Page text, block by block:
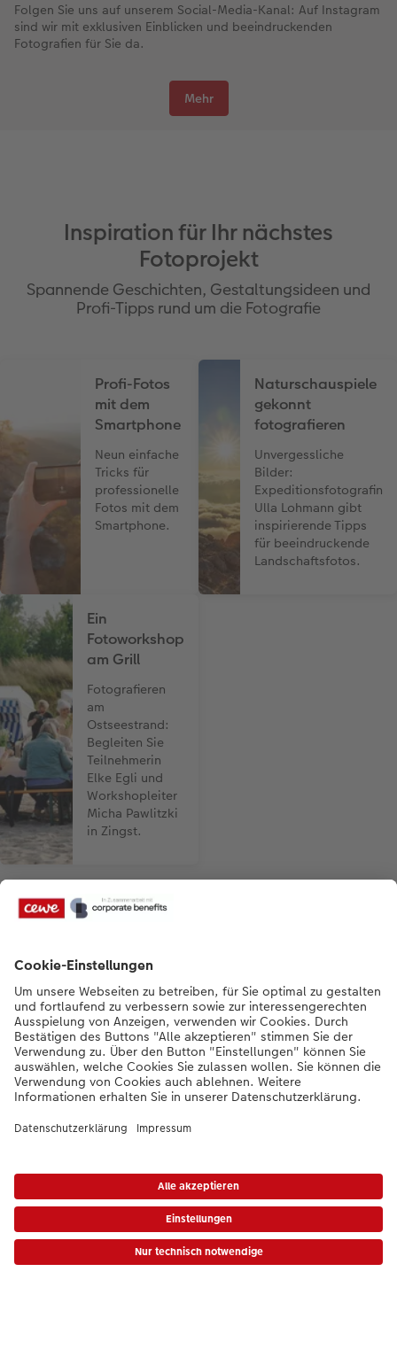
Folgen Sie uns auf unserem Social-Media-Kanal: Auf Instagram
sind wir mit exklusiven Einblicken und beeindruckenden
Fotografien für Sie da.
Mehr
Inspiration für Ihr nächstes
Fotoprojekt
Spannende Geschichten, Gestaltungsideen und
Profi-Tipps rund um die Fotografie
Profi-Fotos
mit dem
Smartphone
Neun einfache
Tricks für
professionelle
Fotos mit dem
Smartphone.
Naturschauspiele
gekonnt
fotografieren
Unvergessliche
Bilder:
Expeditionsfotografin
Ulla Lohmann gibt
inspirierende Tipps
für beeindruckende
Landschaftsfotos.
Ein
Fotoworkshop
am Grill
Fotografieren
am
Ostseestrand:
Begleiten Sie
Teilnehmerin
Elke Egli und
Workshopleiter
Micha Pawlitzki
in Zingst.
Unsere Versandpartner
Qualität & Sicherheit
Nachhaltigkeit bei CEWE
Informationen
*Die Preise gelten inkl. MwSt. zzgl. Versandkosten gem.PreislisteDas abgebildete
Produkt hat ggfs. einen höheren Preis.